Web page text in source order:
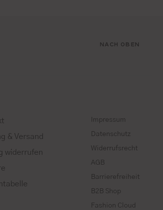
NACH OBEN
& Versand
widerrufen
Impressum
Datenschutz
Widerrufsrecht
AGB
Barrierefreiheit
B2B Shop
Fashion Cloud